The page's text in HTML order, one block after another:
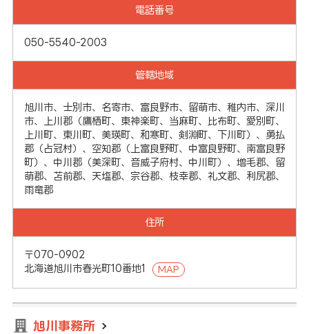
電話番号
050-5540-2003
管轄地域
旭川市、士別市、名寄市、富良野市、留萌市、稚内市、深川
市、上川郡（鷹栖町、東神楽町、当麻町、比布町、愛別町、
上川町、東川町、美瑛町、和寒町、剣淵町、下川町）、勇払
郡（占冠村）、空知郡（上富良野町、中富良野町、南富良野
町）、中川郡（美深町、音威子府村、中川町）、増毛郡、留
萌郡、苫前郡、天塩郡、宗谷郡、枝幸郡、礼文郡、利尻郡、
雨竜郡
住所
〒070-0902
北海道旭川市春光町10番地1
MAP
旭川事務所